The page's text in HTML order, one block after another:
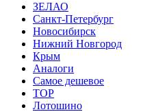
ЗЕЛАО
Санкт-Петербург
Новосибирск
Нижний Новгород
Крым
Аналоги
Самое дешевое
TOP
Лотошино